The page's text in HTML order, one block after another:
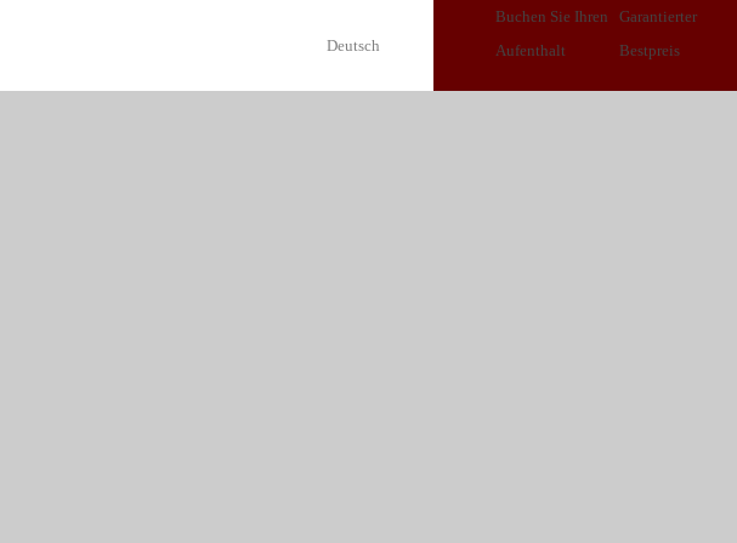
Deutsch
Buchen Sie Ihren
Aufenthalt
Garantierter
Bestpreis